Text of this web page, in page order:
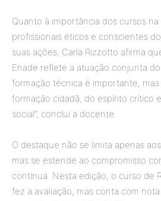
Quanto à importância dos cursos
profissionais éticos e conscientes
suas ações, Carla Rizzotto afirma
Enade reflete a atuação conjunta
formação técnica é importante,
formação cidadã, do espírito crítico
social”, conclui a docente.
O destaque não se limita apenas
mas se estende ao compromisso
contínua. Nesta edição, o curso de
fez a avaliação, mas conta com